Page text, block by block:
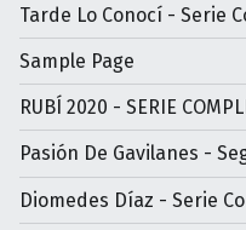
Tarde Lo Conocí - Serie
Sample Page
RUBÍ 2020 - SERIE
Pasión De Gavilanes -
Diomedes Díaz - Serie